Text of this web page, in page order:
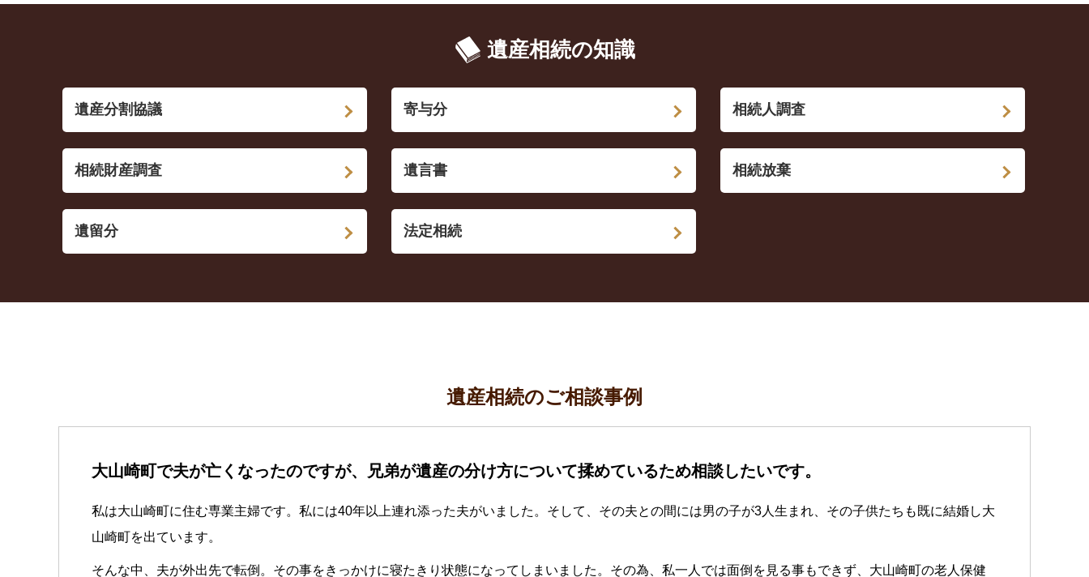
遺産相続の知識
遺産分割協議 寄与分 相続人調査
相続財産調査 遺言書 相続放棄
遺留分 法定相続
遺産相続のご相談事例
大山崎町で夫が亡くなったのですが、兄弟が遺産の分け方について揉めているため相談したいです。
私は大山崎町に住む専業主婦です。私には40年以上連れ添った夫がいました。そして、その夫との間には男の子が3人生まれ、その子供たちも既に結婚し大
山崎町を出ています。
そんな中、夫が外出先で転倒。その事をきっかけに寝たきり状態になってしまいました。その為、私一人では面倒を見る事もできず、大山崎町の老人保健